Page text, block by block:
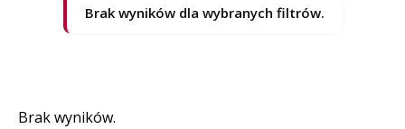
Brak wyników dla wybranych filtrów.
Brak wyników.